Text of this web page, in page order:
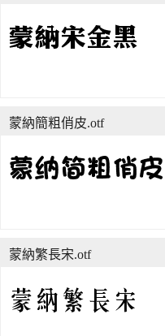
蒙納簡粗俏皮.otf
蒙納繁長宋.otf